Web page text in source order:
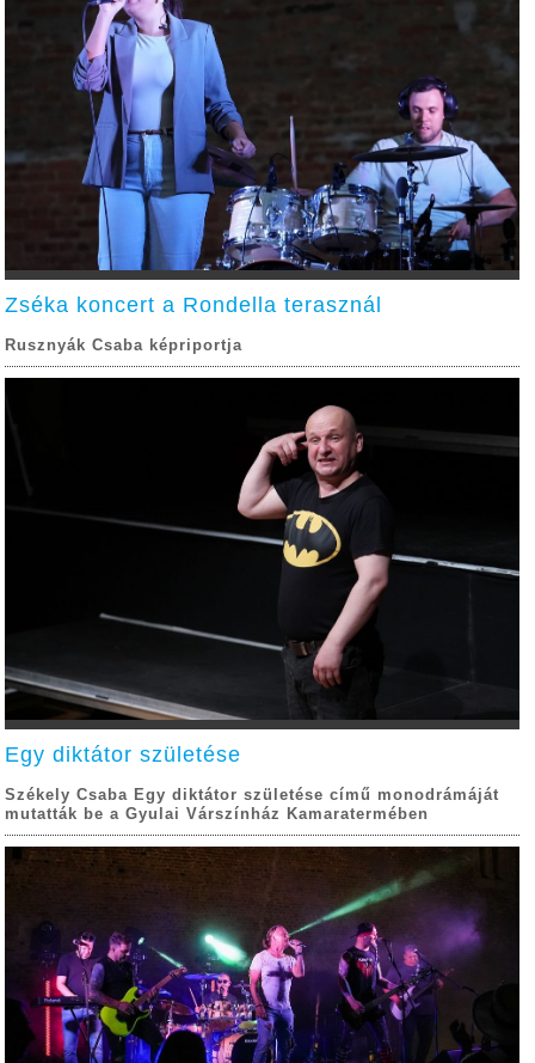
Zséka koncert a Rondella terasznál
Rusznyák Csaba képriportja
Egy diktátor születése
Székely Csaba Egy diktátor születése című monodrámáját
mutatták be a Gyulai Várszínház Kamaratermében